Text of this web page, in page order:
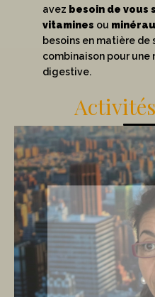
avez besoin de vous
vitamines ou
besoins en matière de
combinaison pour
digestive.